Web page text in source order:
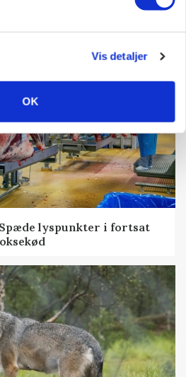
Vis detaljer
OK
Her er efterårets største
lyspunkter i fortsat